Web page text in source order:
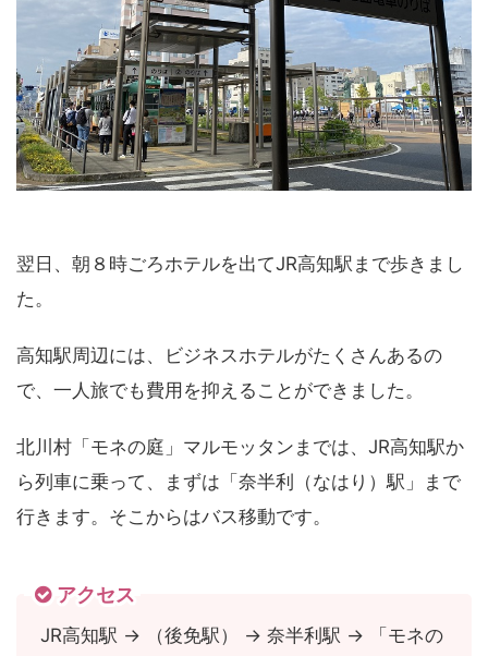
翌日、朝８時ごろホテルを出てJR高知駅まで歩きまし
た。
高知駅周辺には、ビジネスホテルがたくさんあるの
で、一人旅でも費用を抑えることができました。
北川村「モネの庭」マルモッタンまでは、JR高知駅か
ら列車に乗って、まずは「奈半利（なはり）駅」まで
行きます。そこからはバス移動です。
アクセス
JR高知駅 → （後免駅） → 奈半利駅 → 「モネの